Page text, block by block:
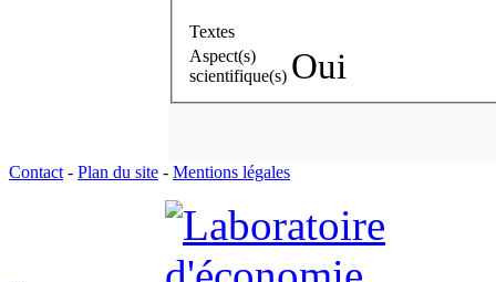
Textes
Aspect(s)
scientifique(s) Oui
Contact - Plan du site - Mentions légales